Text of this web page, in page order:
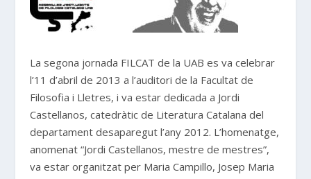
La segona jornada FILCAT de la UAB es va celebrar
l’11 d’abril de 2013 a l’auditori de la Facultat de
Filosofia i Lletres, i va estar dedicada a Jordi
Castellanos, catedràtic de Literatura Catalana del
departament desaparegut l’any 2012. L’homenatge,
anomenat “Jordi Castellanos, mestre de mestres”,
va estar organitzat per Maria Campillo, Josep Maria